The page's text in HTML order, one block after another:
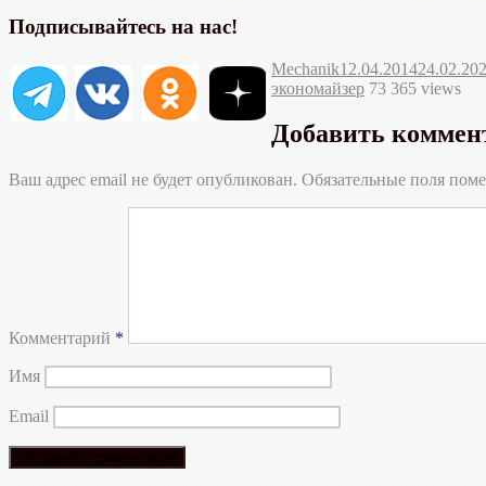
Подписывайтесь на нас!
Автор
MechanikОпубликовано
12.04.2014
экономайзер 73 365 views
Добавить
Ваш адрес email не будет опубликован. Обязательные поля
Комментарий *
Имя
Email